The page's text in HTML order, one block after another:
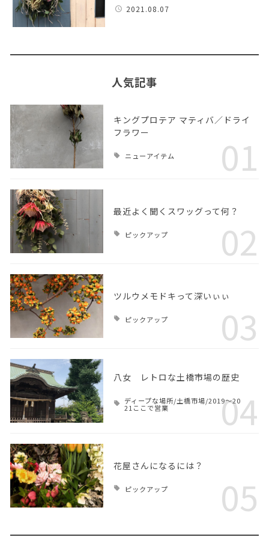
2021.08.07
人気記事
キングプロテア マティバ／ドライ
フラワー
ニューアイテム 01
最近よく聞くスワッグって何？
ピックアップ 02
ツルウメモドキって深いぃぃ
ピックアップ 03
八女 レトロな土橋市場の歴史
ディープな場所/土橋市場/2019～20
21ここで営業 04
花屋さんになるには？
ピックアップ 05